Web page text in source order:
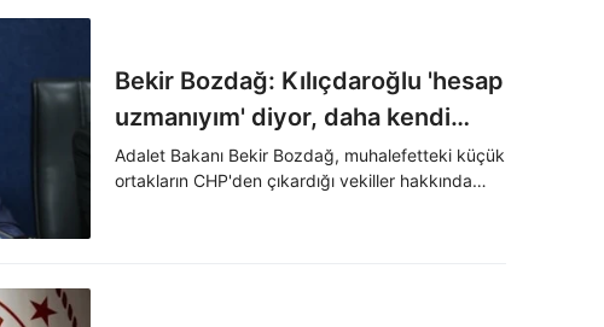
Bekir Bozdağ: Kılıçdaroğlu 'hesap
uzmanıyım' diyor, daha kendi
menfaatini hesap edemiyor
Adalet Bakanı Bekir Bozdağ, muhalefetteki küçük
ortakların CHP'den çıkardığı vekiller hakkında